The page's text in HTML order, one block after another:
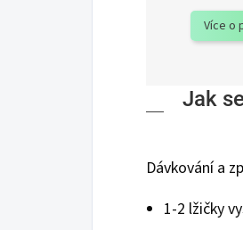
Více o
Jak
Dávkování a
1-2 lžičky